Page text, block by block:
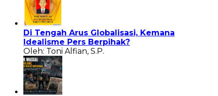
Di Tengah Arus Globalisasi, Kemana
Idealisme Pers Berpihak?
Oleh: Toni Alfian, S.P.